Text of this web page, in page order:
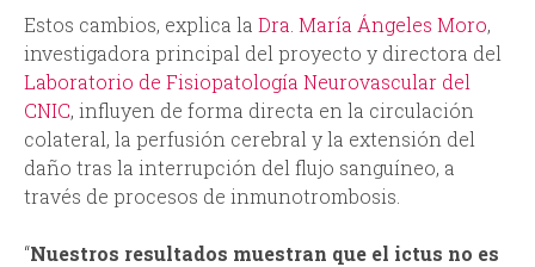
Estos cambios, explica la Dra. María Ángeles Moro,
investigadora principal del proyecto y directora del
Laboratorio de Fisiopatología Neurovascular del
CNIC, influyen de forma directa en la circulación
colateral, la perfusión cerebral y la extensión del
daño tras la interrupción del flujo sanguíneo, a
través de procesos de inmunotrombosis.
“Nuestros resultados muestran que el ictus no es